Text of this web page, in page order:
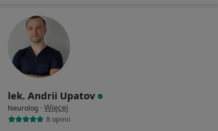
lek. Andrii Upatov
Neurolog · Więcej
8 opinii